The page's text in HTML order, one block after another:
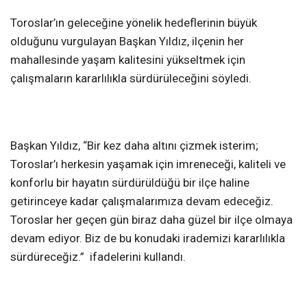
Toroslar’ın geleceğine yönelik hedeflerinin büyük
olduğunu vurgulayan Başkan Yıldız, ilçenin her
mahallesinde yaşam kalitesini yükseltmek için
çalışmaların kararlılıkla sürdürüleceğini söyledi.
Başkan Yıldız, “Bir kez daha altını çizmek isterim;
Toroslar’ı herkesin yaşamak için imreneceği, kaliteli ve
konforlu bir hayatın sürdürüldüğü bir ilçe haline
getirinceye kadar çalışmalarımıza devam edeceğiz.
Toroslar her geçen gün biraz daha güzel bir ilçe olmaya
devam ediyor. Biz de bu konudaki irademizi kararlılıkla
sürdüreceğiz.” ifadelerini kullandı.